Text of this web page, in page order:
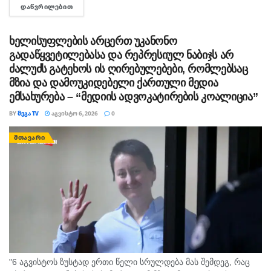
მდინარიდან ამოასვენა. დედის სამძებრო-სამაშველო
ᲓᲐᲬᲕᲠᲘᲚᲔᲑᲘᲗ
ხელისუფლების არცერთ უკანონო
გადაწყვეტილებასა და რეპრესიულ ნაბიჯს არ
ძალუძს გატეხოს ის ღირებულებები, რომლებსაც
მზია და დამოუკიდებელი ქართული მედია
ემსახურება – “მედიის ადვოკატირების კოალიცია”
BYᲛᲔᲒᲐ TV ᲐᲒᲕᲘᲡᲢᲝ 6, 2026 0
ᲛᲗᲐᲕᲐᲠᲘ
"6 აგვისტოს ზუსტად ერთი წელი სრულდება მას შემდეგ, რაც